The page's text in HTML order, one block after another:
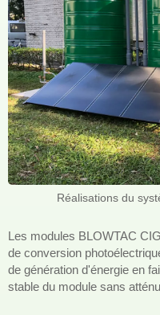
Réalisations du
Les modules BLOWTAC
de conversion
de génération d'énergie en
stable du module sans